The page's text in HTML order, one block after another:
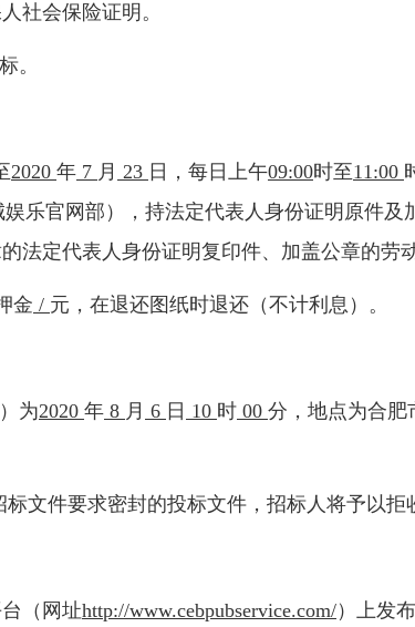
社会保险证明。
。
2020 年 7 月 23 日，每日上午09:00时至11:00
娱乐官网部），持法定代表人身份证明原件
法定代表人身份证明复印件、加盖公章的劳
金 / 元，在退还图纸时退还（不计利息）。
为2020 年 8 月 6 日 10 时 00 分 ，地点为合
文件要求密封的投标文件，招标人将予以拒
（网址http://www.cebpubservice.com/）上发布